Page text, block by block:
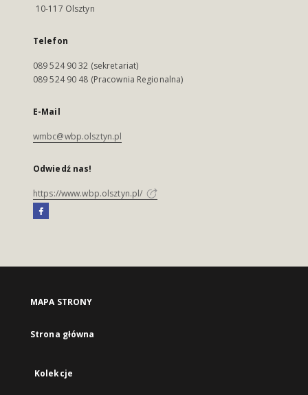
10-117 Olsztyn
Telefon
089 524 90 32 (sekretariat)
089 524 90 48 (Pracownia Regionalna)
E-Mail
wmbc@wbp.olsztyn.pl
Odwiedź nas!
https://www.wbp.olsztyn.pl/
MAPA STRONY
Strona główna
Kolekcje